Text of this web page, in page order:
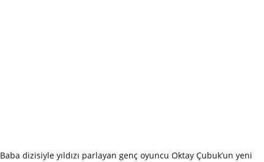
Baba dizisiyle yıldızı parlayan genç oyuncu Oktay Çubuk’un yeni